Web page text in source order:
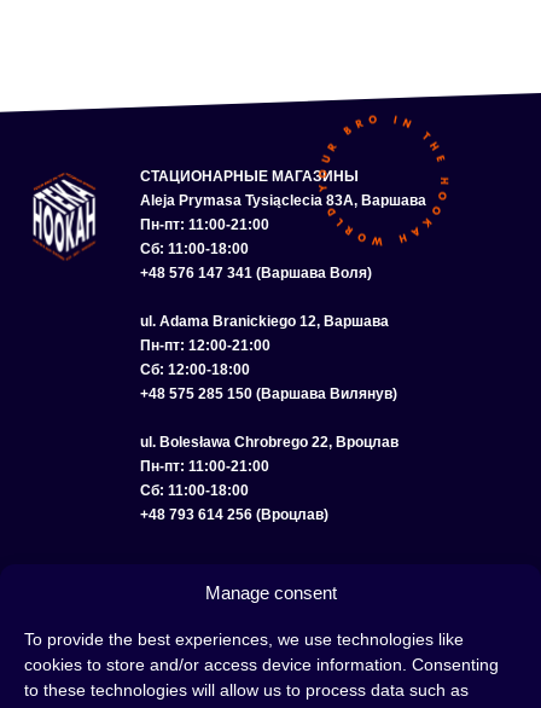
Manage consent
To provide the best experiences, we use technologies like
cookies to store and/or access device information. Consenting
to these technologies will allow us to process data such as
СТАЦИОНАРНЫЕ МАГАЗИНЫ
Aleja Prymasa Tysiąclecia 83A, Варшава
Пн-пт: 11:00-21:00
Сб: 11:00-18:00
+48 576 147 341 (Варшава Воля)
ul. Adama Branickiego 12, Варшава
Пн-пт: 12:00-21:00
Сб: 12:00-18:00
+48 575 285 150 (Варшава Вилянув)
ul. Bolesława Chrobrego 22, Вроцлав
Пн-пт: 11:00-21:00
Сб: 11:00-18:00
+48 793 614 256 (Вроцлав)
УСЛОВИЯ ИСПОЛЬЗОВАНИЯ ПОЛИТИКА COOKIE